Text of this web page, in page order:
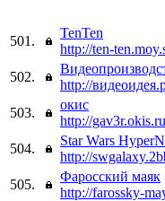
501.
TenTen
http://ten-
502.
http://
503.
окис
http://gav3r.okis.ru
504.
Star Wars
http://
505.
Фаросский маяк
http://farossky-